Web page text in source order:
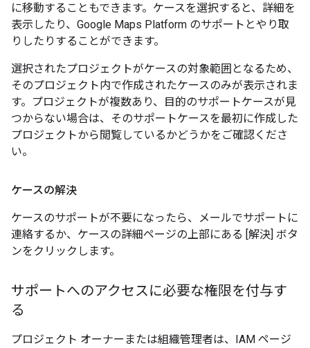
に移動することもできます。ケースを選択すると、詳細を
表示したり、Google Maps Platform のサポートとやり取
りしたりすることができます。
選択されたプロジェクトがケースの対象範囲となるため、
そのプロジェクト内で作成されたケースのみが表示されま
す。プロジェクトが複数あり、目的のサポートケースが見
つからない場合は、そのサポートケースを最初に作成した
プロジェクトから閲覧しているかどうかをご確認くださ
い。
ケースの解決
ケースのサポートが不要になったら、メールでサポートに
連絡するか、ケースの詳細ページの上部にある [解決] ボタ
ンをクリックします。
サポートへのアクセスに必要な権限を付与す
る
プロジェクト オーナーまたは組織管理者は、IAM ページ